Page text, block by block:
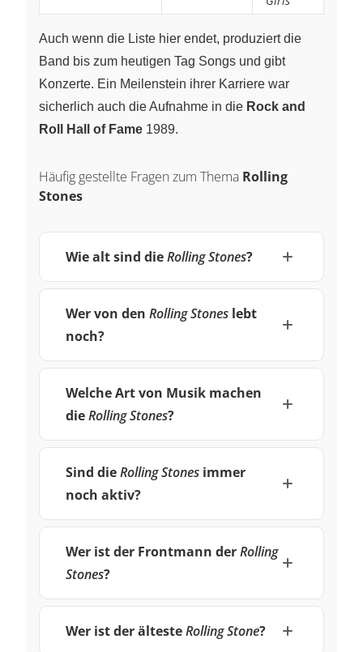
Auch wenn die Liste hier endet, produziert die
Band bis zum heutigen Tag Songs und gibt
Konzerte. Ein Meilenstein ihrer Karriere war
sicherlich auch die Aufnahme in die Rock and
Roll Hall of Fame 1989.
Häufig gestellte Fragen zum Thema Rolling
Stones
Wie alt sind dieRolling Stones?
Wer von den Rolling Stones lebt
noch?
Welche Art von Musik machen
dieRolling Stones?
Sind dieRolling Stones immer
noch aktiv?
Wer ist der Frontmann derRolling
Stones?
Wer ist der ältesteRolling Stone?